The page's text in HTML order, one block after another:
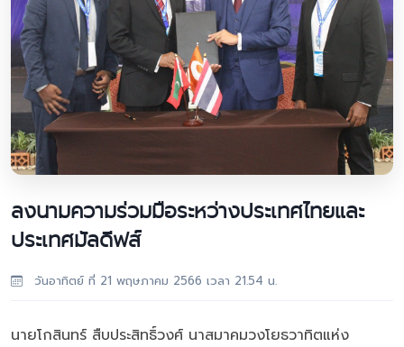
ลงนามความร่วมมือระหว่างประเทศไทยและ
ประเทศมัลดีฟส์
วันอาทิตย์ ที่ 21 พฤษภาคม 2566 เวลา 21.54 น.
นายโกสินทร์ สืบประสิทธิ์วงศ์ นาสมาคมวงโยธวาทิตแห่ง